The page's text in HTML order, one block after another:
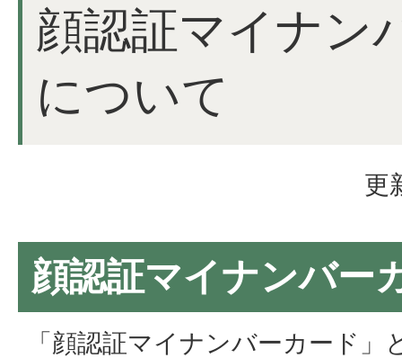
顔認証マイナン
について
更
顔認証マイナンバー
「顔認証マイナンバーカード」